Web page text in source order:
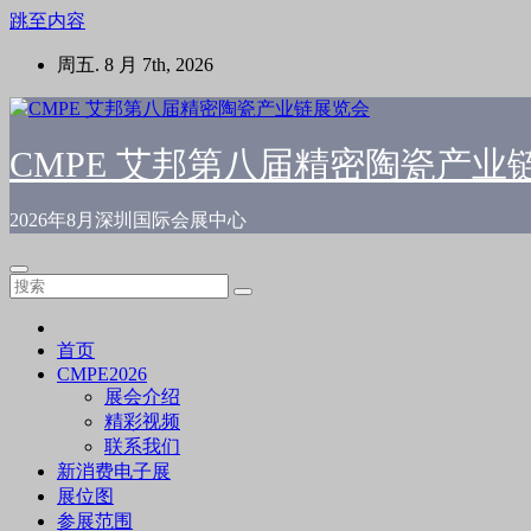
跳至内容
周五. 8 月 7th, 2026
CMPE 艾邦第八届精密陶瓷产业
2026年8月深圳国际会展中心
首页
CMPE2026
展会介绍
精彩视频
联系我们
新消费电子展
展位图
参展范围